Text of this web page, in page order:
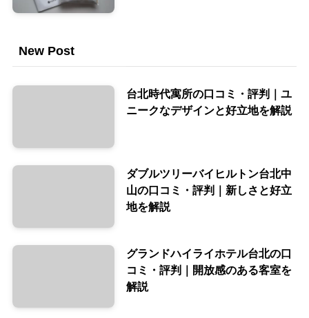
New Post
台北時代寓所の口コミ・評判｜ユ
ニークなデザインと好立地を解説
ダブルツリーバイヒルトン台北中
山の口コミ・評判｜新しさと好立
地を解説
グランドハイライホテル台北の口
コミ・評判｜開放感のある客室を
解説